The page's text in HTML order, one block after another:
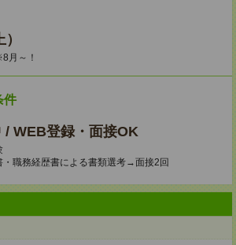
月～！
件
/ WEB登録・面接OK
・職務経歴書による書類選考→面接2回